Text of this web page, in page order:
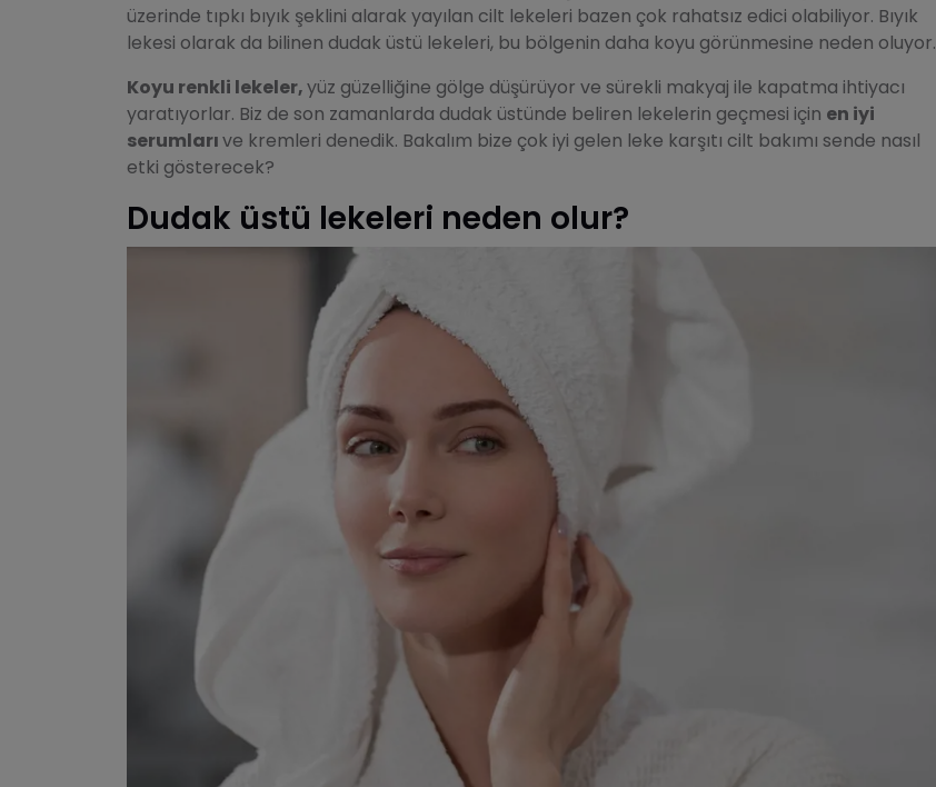
üzerinde tıpkı bıyık şeklini alarak yayılan cilt lekeleri bazen çok rahatsız edici olabiliyor. Bıyık
lekesi olarak da bilinen dudak üstü lekeleri, bu bölgenin daha koyu görünmesine neden oluyor.
Koyu renkli lekeler,yüz güzelliğine gölge düşürüyor ve sürekli makyaj ile kapatma ihtiyacı
yaratıyorlar. Biz de son zamanlarda dudak üstünde beliren lekelerin geçmesi için en iyi
serumlarıve kremleri denedik. Bakalım bize çok iyi gelen leke karşıtı cilt bakımı sende nasıl
etki gösterecek?
Dudak üstü lekeleri neden olur?